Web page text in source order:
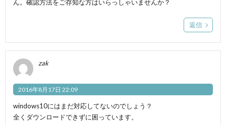
ん。確認方法をご存知な方はいらっしゃいませんか？
返信
zak
2016年8月17日 22:09
windows10にはまだ対応してないのでしょう？
全くダウンロードできずに困っています。